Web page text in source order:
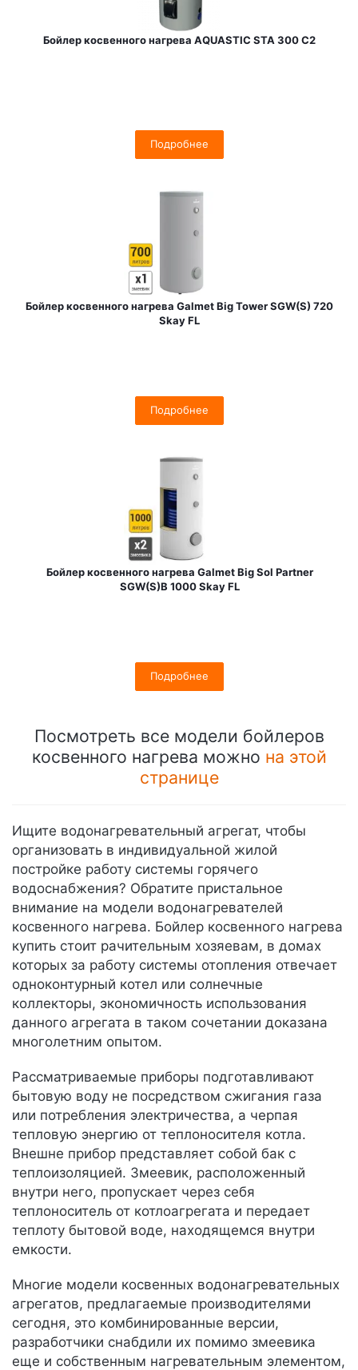
Бойлер косвенного нагрева AQUASTIC STA 300 C2
Подробнее
Бойлер косвенного нагрева Galmet Big Tower SGW(S) 720
Skay FL
Подробнее
Бойлер косвенного нагрева Galmet Big Sol Partner
SGW(S)B 1000 Skay FL
Подробнее
Посмотреть все модели бойлеров
косвенного нагрева можно на этой
странице
Ищите водонагревательный агрегат, чтобы
организовать в индивидуальной жилой
постройке работу системы горячего
водоснабжения? Обратите пристальное
внимание на модели водонагревателей
косвенного нагрева. Бойлер косвенного нагрева
купить стоит рачительным хозяевам, в домах
которых за работу системы отопления отвечает
одноконтурный котел или солнечные
коллекторы, экономичность использования
данного агрегата в таком сочетании доказана
многолетним опытом.
Рассматриваемые приборы подготавливают
бытовую воду не посредством сжигания газа
или потребления электричества, а черпая
тепловую энергию от теплоносителя котла.
Внешне прибор представляет собой бак с
теплоизоляцией. Змеевик, расположенный
внутри него, пропускает через себя
теплоноситель от котлоагрегата и передает
теплоту бытовой воде, находящемся внутри
емкости.
Многие модели косвенных водонагревательных
агрегатов, предлагаемые производителями
сегодня, это комбинированные версии,
разработчики снабдили их помимо змеевика
еще и собственным нагревательным элементом,